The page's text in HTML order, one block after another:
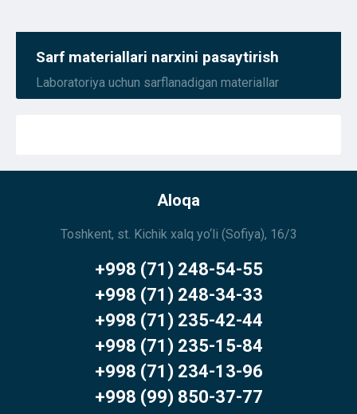
Sarf materiallari narxini pasaytirish
Laboratoriya uchun sarflanadigan materiallar
Aloqa
Toshkent, st. Kichik xalq yo‘li (Sofiya), 16/3
+998 (71) 248-54-55
+998 (71) 248-34-33
+998 (71) 235-42-44
+998 (71) 235-15-84
+998 (71) 234-13-96
+998 (99) 850-37-77